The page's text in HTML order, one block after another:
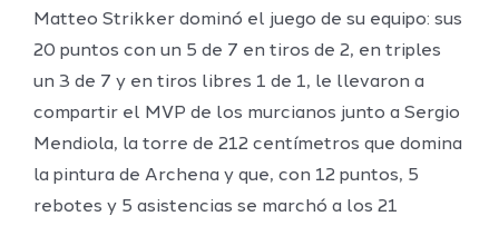
Matteo Strikker dominó el juego de su equipo: sus
20 puntos con un 5 de 7 en tiros de 2, en triples
un 3 de 7 y en tiros libres 1 de 1, le llevaron a
compartir el MVP de los murcianos junto a Sergio
Mendiola, la torre de 212 centímetros que domina
la pintura de Archena y que, con 12 puntos, 5
rebotes y 5 asistencias se marchó a los 21